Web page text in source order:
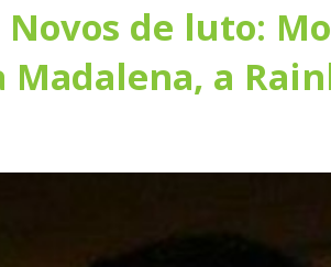
de luto:
Madalena, a